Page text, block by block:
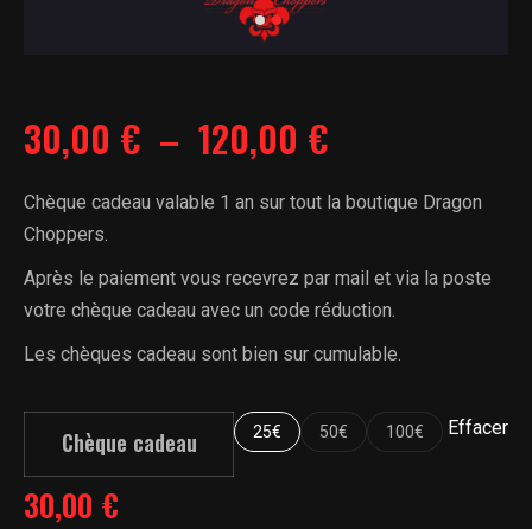
30,00 € – 120,00 €Plage
de
prix :
30,00 €
à
120,00 €
Chèque cadeau valable 1 an sur tout la boutique Dragon
Choppers.
Après le paiement vous recevrez par mail et via la poste
votre chèque cadeau avec un code réduction.
Les chèques cadeau sont bien sur cumulable.
Chèque cadeau 25€ 50€ 100€ Effacer
30,00 €